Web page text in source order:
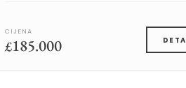
CIJENA
£185.000